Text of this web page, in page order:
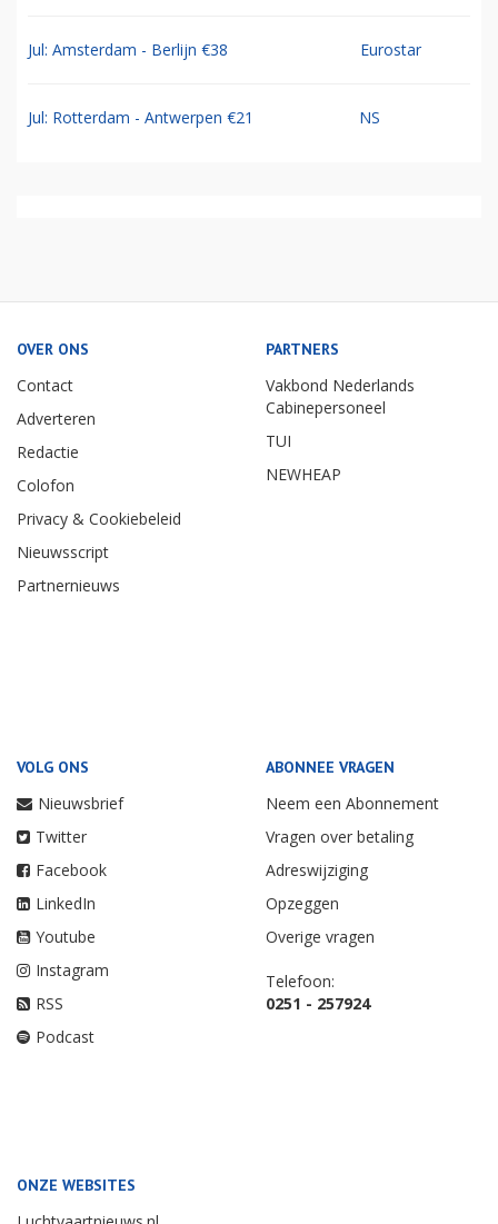
Jul: Amsterdam - Berlijn €38 Eurostar
Jul: Rotterdam - Antwerpen €21 NS
OVER ONS
Contact
Adverteren
Redactie
Colofon
Privacy & Cookiebeleid
Nieuwsscript
Partnernieuws
PARTNERS
Vakbond Nederlands
Cabinepersoneel
TUI
NEWHEAP
VOLG ONS
Nieuwsbrief
Twitter
Facebook
LinkedIn
Youtube
Instagram
RSS
Podcast
ABONNEE VRAGEN
Neem een Abonnement
Vragen over betaling
Adreswijziging
Opzeggen
Overige vragen
Telefoon:
0251 - 257924
ONZE WEBSITES